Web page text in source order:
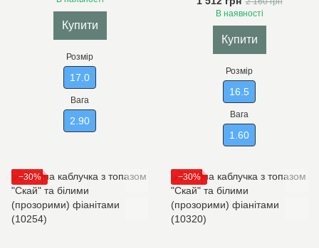
Купити
Розмір
17.0
Вага
2.90
В наявності
Купити
Розмір
16.5
Вага
1.60
−30% −30%